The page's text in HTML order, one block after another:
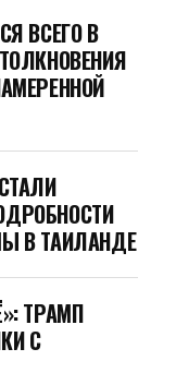
ВСЕГО В
В ТАИЛАНДЕ
ТРАМП
С